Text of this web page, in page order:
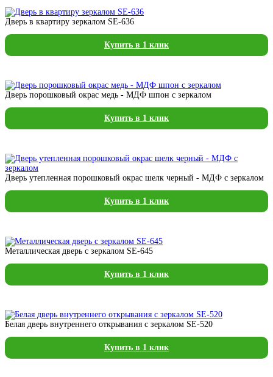
Дверь в квартиру зеркалом SE-636
Купить в 1 клик
Дверь порошковый окрас медь - МДФ шпон с зеркалом
Купить в 1 клик
Дверь утепленная порошковый окрас шелк черный - МДФ с зеркалом
Купить в 1 клик
Металлическая дверь с зеркалом SE-645
Купить в 1 клик
Белая дверь внутреннего открывания с зеркалом SE-520
Купить в 1 клик